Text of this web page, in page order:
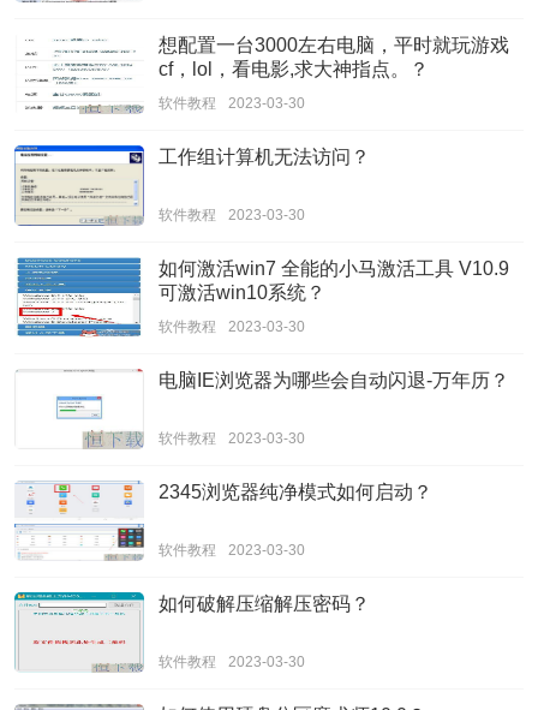
想配置一台3000左右电脑，平时就玩游戏
cf，lol，看电影,求大神指点。？
软件教程 2023-03-30
工作组计算机无法访问？
软件教程 2023-03-30
如何激活win7 全能的小马激活工具 V10.9
可激活win10系统？
软件教程 2023-03-30
电脑IE浏览器为哪些会自动闪退-万年历？
软件教程 2023-03-30
2345浏览器纯净模式如何启动？
软件教程 2023-03-30
如何破解压缩解压密码？
软件教程 2023-03-30